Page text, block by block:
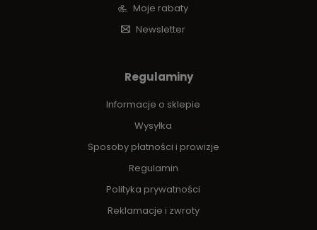
Moje rabaty
Newsletter
Regulaminy
Informacje o sklepie
Wysyłka
Sposoby płatności i prowizje
Regulamin
Polityka prywatności
Reklamacje i zwroty